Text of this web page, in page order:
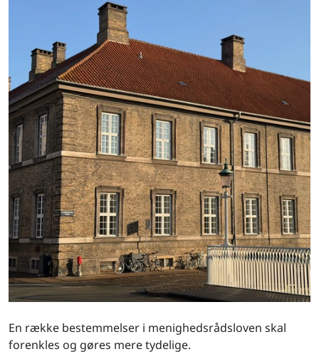
En række bestemmelser i menighedsrådsloven skal
forenkles og gøres mere tydelige.